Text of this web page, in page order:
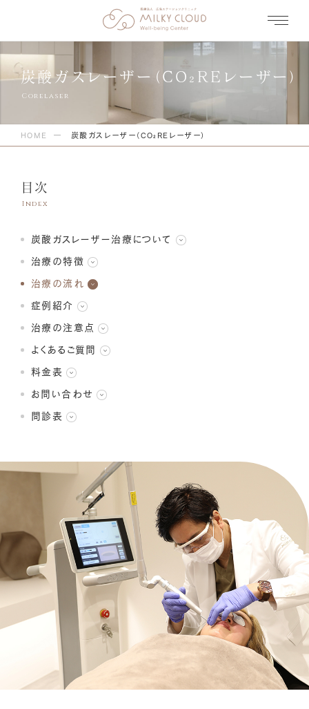
炭酸ガスレーザー（CO₂REレーザー）
HOME 炭酸ガスレーザー（CO₂REレーザー）
目次
炭酸ガスレーザー治療について
治療の特徴
治療の流れ
症例紹介
治療の注意点
よくあるご質問
料金表
お問い合わせ
問診表